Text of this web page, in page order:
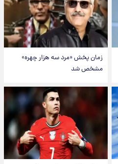
زمان پخش «مرد سه هزار چهره»
مشخص شد